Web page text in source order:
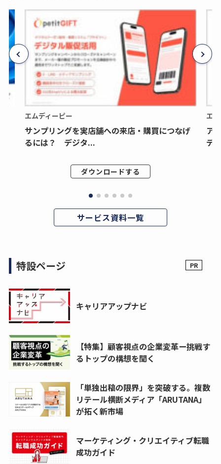
エムディーピー
サンプリングを実店舗への来店・購買につなげ
るには？ デジタ...
ダウンロードする
エ
ア
デ
サービス資料一覧
特設ページ
キャリアアップナビ
【特集】顧客視点の企業変革ー挑戦す
るトップの構想を聞く
「単独出稿の限界」を突破する。複数
リテール横断メディア「ARUTANA」
が拓く新市場
マーケティング・クリエイティブ転職
成功ガイド